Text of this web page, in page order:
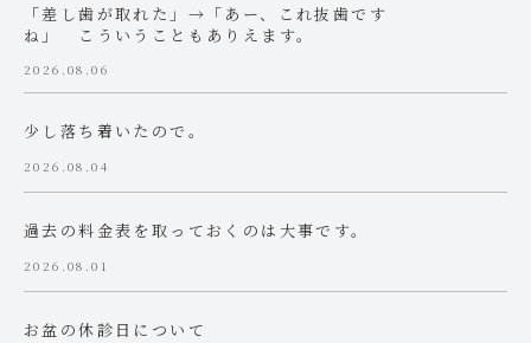
「差し歯が取れた」→「あー、これ抜歯です
ね」 こういうこともありえます。
2026.08.06
少し落ち着いたので。
2026.08.04
過去の料金表を取っておくのは大事です。
2026.08.01
お盆の休診日について